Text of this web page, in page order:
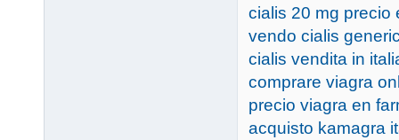
cialis 20 mg precio
vendo cialis
cialis vendita in
comprare viagra
precio viagra en
acquisto kamagra